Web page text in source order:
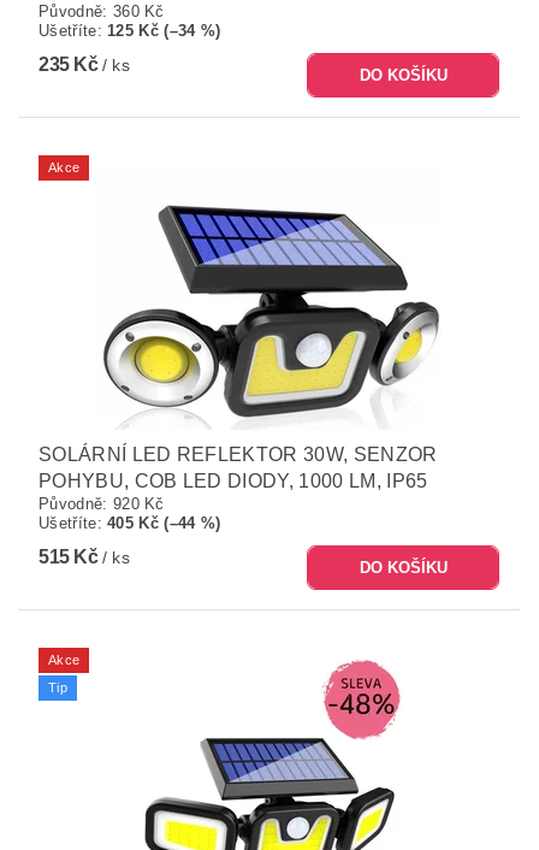
Původně: 360 Kč
Ušetříte: 125 Kč (–34 %)
235 Kč/ ks
Akce
SOLÁRNÍ LED REFLEKTOR 30W, SENZOR
POHYBU, COB LED DIODY, 1000 LM, IP65
Původně: 920 Kč
Ušetříte:405 Kč (–44 %)
515 Kč/ ks
Akce
Tip